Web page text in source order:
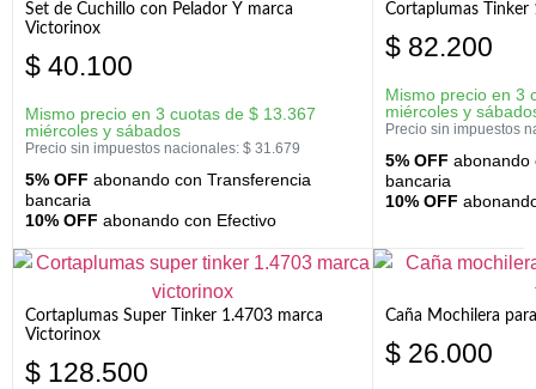
Set de Cuchillo con Pelador Y marca
Victorinox
$ 40.100
Mismo precio en 3 cuotas de $ 13.367
miércoles y sábados
Precio sin impuestos nacionales: $ 31.679
5% OFF abonando con Transferencia
bancaria
10% OFF abonando con Efectivo
Cortaplumas
$ 82.200
Mismo precio en 3
miércoles y
Precio sin impuestos
5% OFF abonando
bancaria
10% OFF
Cortaplumas Super Tinker 1.4703 marca
Victorinox
$ 128.500
Caña Mochilera
$ 26.000